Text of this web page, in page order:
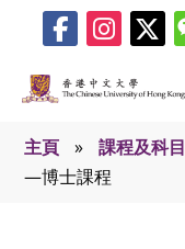
主頁 » 課程及科目
—博士課程